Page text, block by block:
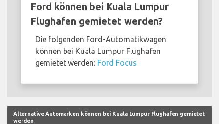
Ford können bei Kuala Lumpur
Flughafen gemietet werden?
Die folgenden Ford-Automatikwagen
können bei Kuala Lumpur Flughafen
gemietet werden: Ford Focus
Alternative Automarken können bei Kuala Lumpur Flughafen gemietet
werden